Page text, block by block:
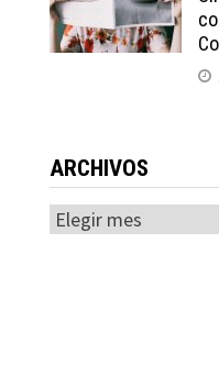
ARCHIVOS
Archivos